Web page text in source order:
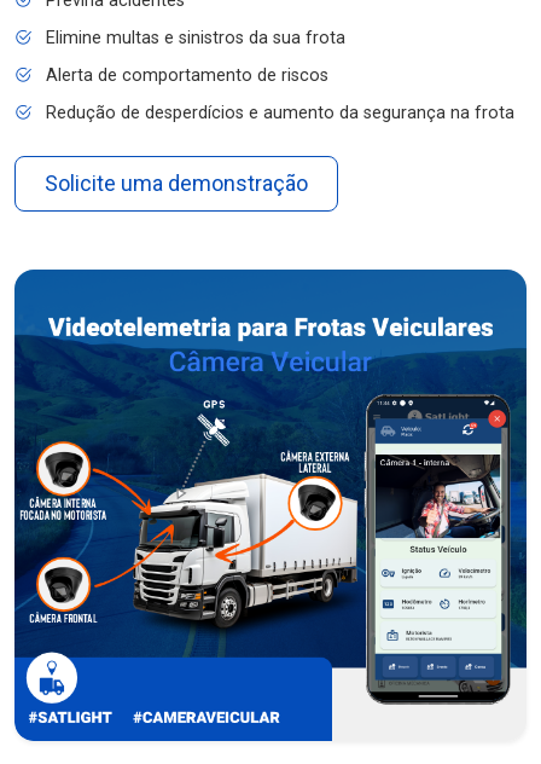
Elimine multas e sinistros da sua frota
Alerta de comportamento de riscos
Redução de desperdícios e aumento da segurança na frota
Solicite uma demonstração